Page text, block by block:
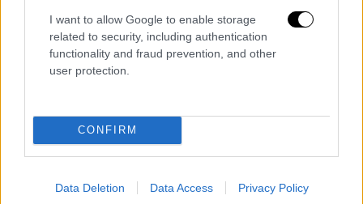
I want to allow Google to enable storage
related to security, including authentication
functionality and fraud prevention, and other
user protection.
CONFIRM
Data Deletion Data Access Privacy Policy